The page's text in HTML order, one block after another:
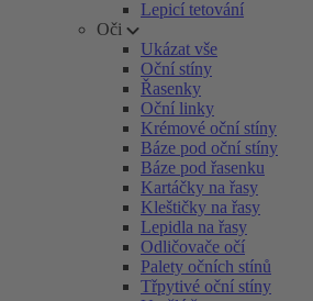
Lepicí tetování
Oči
Ukázat vše
Oční stíny
Řasenky
Oční linky
Krémové oční stíny
Báze pod oční stíny
Báze pod řasenku
Kartáčky na řasy
Kleštičky na řasy
Lepidla na řasy
Odličovače očí
Palety očních stínů
Třpytivé oční stíny